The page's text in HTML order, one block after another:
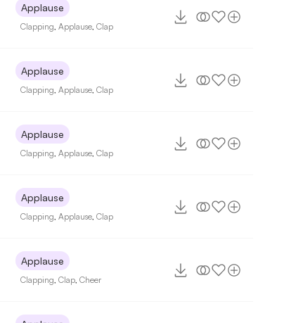
Applause
Clapping ,Applause ,Clap
Applause
Clapping ,Applause ,Clap
Applause
Clapping ,Applause ,Clap
Applause
Clapping ,Applause ,Clap
Applause
Clapping ,Clap ,Cheer